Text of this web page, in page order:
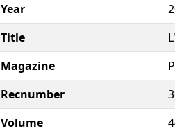
Year
Title
Magazine
Recnumber
Volume